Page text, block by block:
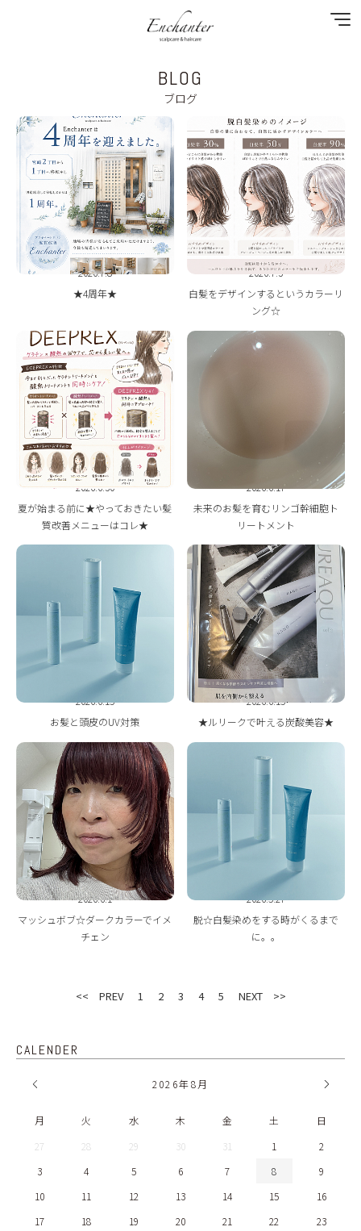
SPECIAL MENU
MENU
SHOP&STAFF
COUPON
GALLERY
BLOG
BLOG
ブログ
2026.7.8
★4周年★
2026.7.3
白髪をデザインするというカラーリ
ング☆
2026.6.30
夏が始まる前に★やっておきたい髪
質改善メニューはコレ★
2026.6.17
未来のお髪を育むリンゴ幹細胞ト
リートメント
2026.6.15
お髪と頭皮のUV対策
2026.6.15
★ルリークで叶える炭酸美容★
2026.6.1
マッシュボブ☆ダークカラーでイメ
チェン
2026.5.27
脱☆白髪染めをする時がくるまで
に。。
<< PREV 1 2 3 4 5 NEXT >>
CALENDER
2026年8月
月 火 水 木 金 土
日
27
28 29 30 31 1
2
3
4 5 6 7 8
9
10
11 12 13 14 15
16
17
18 19 20 21 22
23